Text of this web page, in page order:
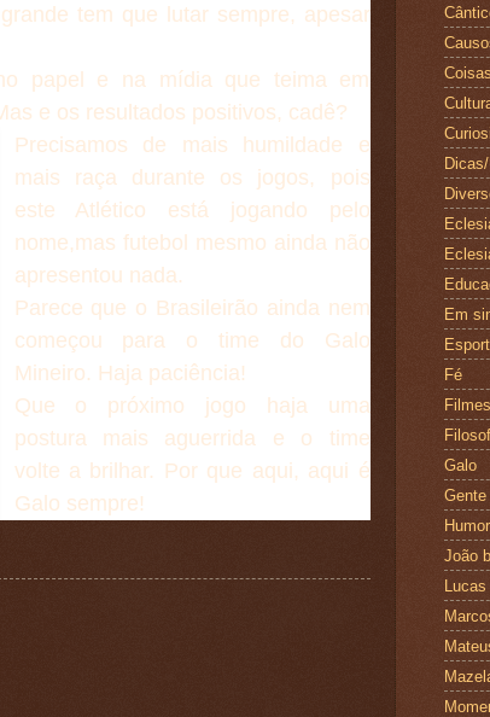
tem que lutar sempre, apesar
papel e na mídia que teima em
e os resultados positivos, cadê?
Precisamos de mais humildade e
mais raça durante os jogos, pois
este Atlético está jogando pelo
nome,mas futebol mesmo ainda não
apresentou nada.
Parece que o Brasileirão ainda nem
começou para o time do Galo
Mineiro. Haja paciência!
Que o próximo jogo haja uma
postura mais aguerrida e o time
volte a brilhar. Por que aqui, aqui é
Galo sempre!
Em
Fé
Galo
Gente
Humor
João